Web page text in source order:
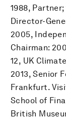
1988,
Director-
2005,
Chairman:
12, UK
2013, Senior
Frankfurt.
School of
British